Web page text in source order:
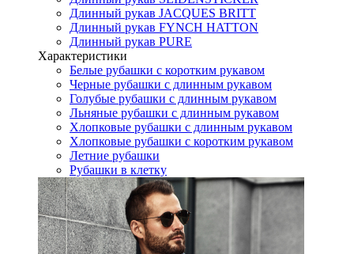
Длинный рукав JAСQUES BRITT
Длинный рукав FYNCH HATTON
Длинный рукав PURE
Характеристики
Белые рубашки с коротким рукавом
Черные рубашки с длинным рукавом
Голубые рубашки с длинным рукавом
Льняные рубашки с длинным рукавом
Хлопковые рубашки с длинным рукавом
Хлопковые рубашки с коротким рукавом
Летние рубашки
Рубашки в клетку